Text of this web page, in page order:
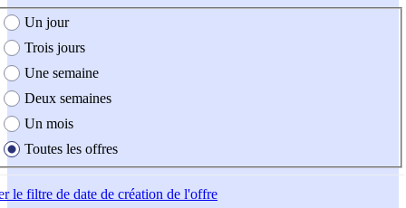
création de l'offre
Un jour
Trois jours
Une semaine
Deux semaines
Un mois
Toutes les offres
le filtre de date de création de l'offre